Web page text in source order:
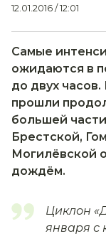
12.01.2016 / 12:01
Самые
ожидаются в
до двух
прошли
большей
Брестской,
Могилёвской
дождём.
Циклон
января с